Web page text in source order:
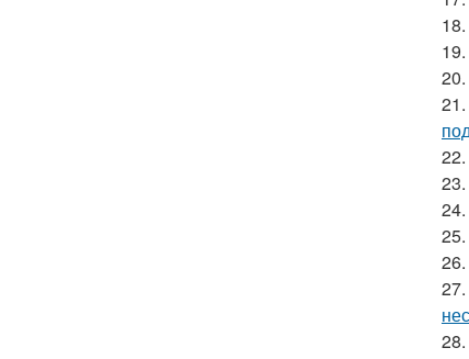
18.
19.
20.
21.
22.
23.
24.
25.
26.
27.
28.